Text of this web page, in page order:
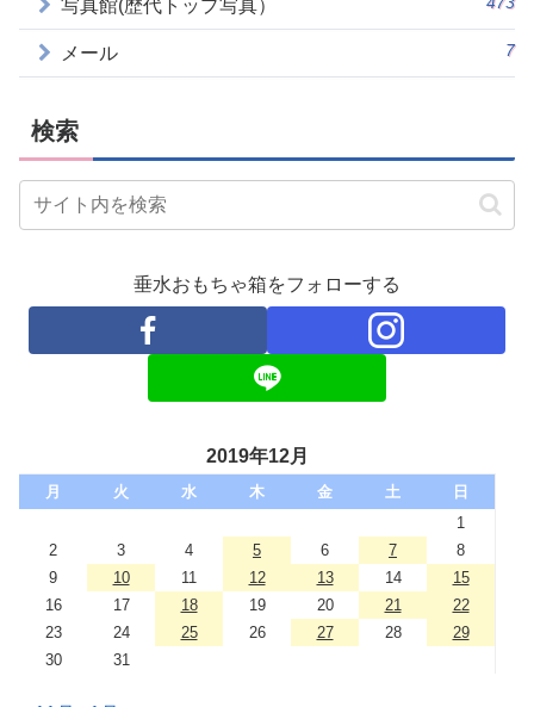
写真館(歴代トップ写真）
メール 7
検索
垂水おもちゃ箱をフォローする
2019年12月
月 火 水 木 金 土
日
1
2
3 4 5 6 7
8
9
10 11 12 13 14
15
16
17 18 19 20 21
22
23
24 25 26 27 28
29
30
31